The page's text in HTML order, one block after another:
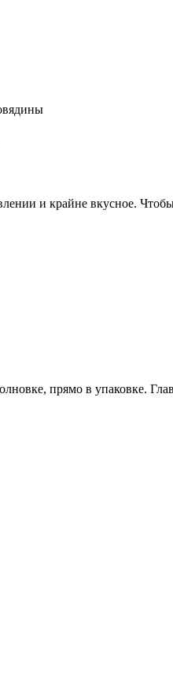
и крайне вкусное.
прямо в упаковке.